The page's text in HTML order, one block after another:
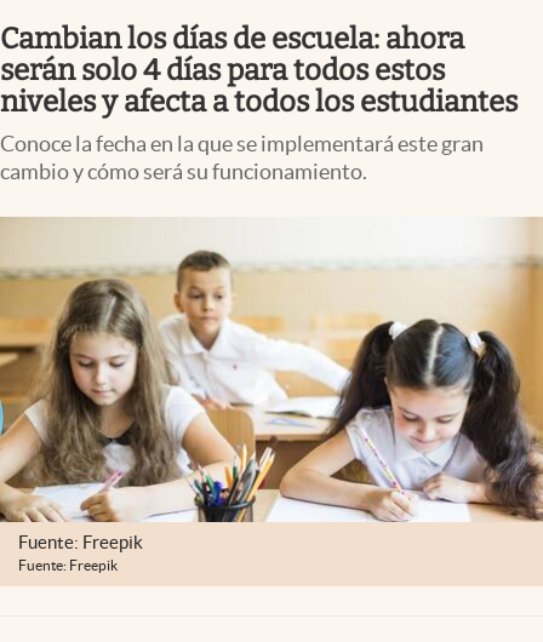
Espiritual
Streaming
PC y mobile
USA
Cambian los días de escuela: ahora
serán solo 4 días para todos estos
niveles y afecta a todos los estudiantes
Conoce la fecha en la que se implementará este gran
cambio y cómo será su funcionamiento.
Fuente: Freepik
Fuente: Freepik